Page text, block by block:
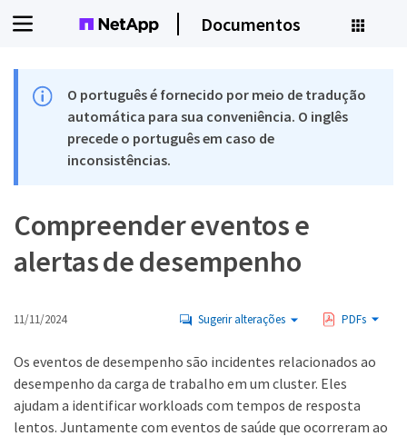
Documentos
O português é fornecido por meio de tradução
automática para sua conveniência. O inglês
precede o português em caso de
inconsistências.
Compreender eventos e
alertas de desempenho
11/11/2024 Sugerir alterações PDFs
Os eventos de desempenho são incidentes relacionados ao
desempenho da carga de trabalho em um cluster. Eles
ajudam a identificar workloads com tempos de resposta
lentos. Juntamente com eventos de saúde que ocorreram ao